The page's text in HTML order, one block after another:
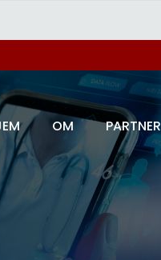
OM PARTNER